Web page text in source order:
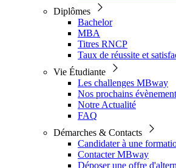
Diplômes
Bachelor
MBA
Titres RNCP
Taux de réussite et
Vie Étudiante
Les challenges MBway
Nos prochains
Notre Actualité
FAQ
Démarches & Contacts
Candidater à une
Contacter MBway
Déposer une offre